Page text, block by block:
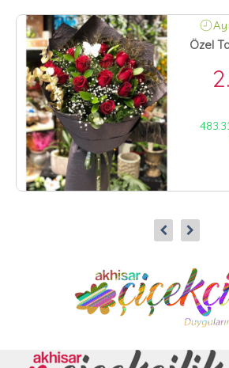
Özel